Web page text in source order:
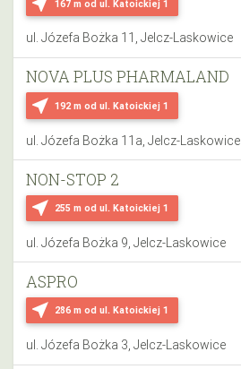
167 m od ul. Katoickiej 1
ul. Józefa Bożka 11, Jelcz-Laskowice
near_me 192 m od ul. Katoickiej 1
NOVA PLUS PHARMALAND
ul. Józefa Bożka 11a, Jelcz-Laskowice
near_me 255 m od ul. Katoickiej 1
NON-STOP 2
ul. Józefa Bożka 9, Jelcz-Laskowice
near_me 286 m od ul. Katoickiej 1
ASPRO
ul. Józefa Bożka 3, Jelcz-Laskowice